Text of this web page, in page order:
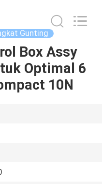
Gunting
Box Assy
Optimal 6
10N